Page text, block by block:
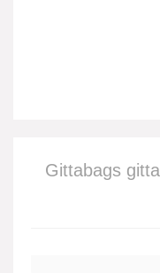
ארגונית לעגלה Gittabags gitta